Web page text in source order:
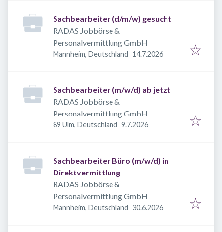
Sachbearbeiter (d/m/w) gesucht
RADAS Jobbörse &
Personalvermittlung GmbH
Mannheim, Deutschland Veröffentlicht
14.7.2026
Sachbearbeiter (m/w/d) ab jetzt
RADAS Jobbörse &
Personalvermittlung GmbH
89 Ulm, Deutschland Veröffentlicht
9.7.2026
Sachbearbeiter Büro (m/w/d) in
Direktvermittlung
RADAS Jobbörse &
Personalvermittlung GmbH
Mannheim, Deutschland Veröffentlicht
30.6.2026